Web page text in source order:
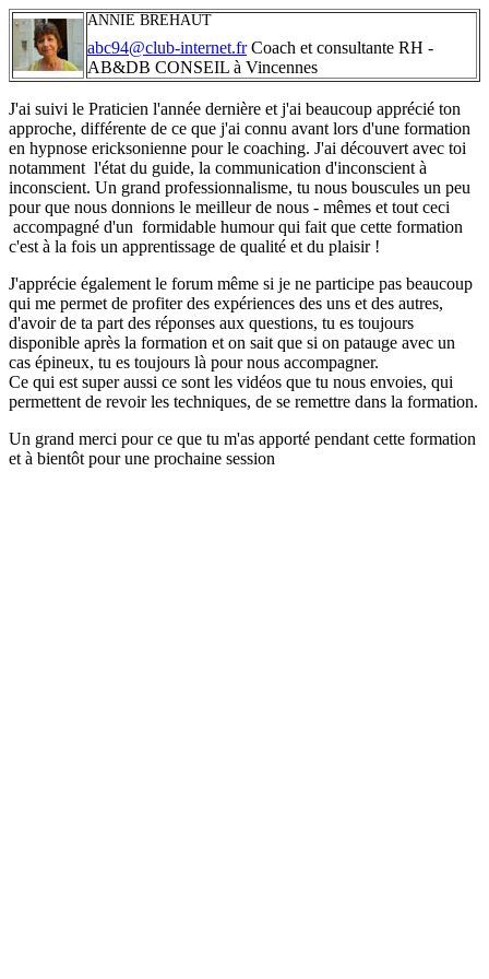
ANNIE BREHAUT
abc94@club-internet.frCoach et consultante RH -
AB&DB CONSEIL à Vincennes
J'ai suivi le Praticien l'année dernière et j'ai beaucoup apprécié ton
approche, différente de ce que j'ai connu avant lors d'une formation
en hypnose ericksonienne pour le coaching. J'ai découvert avec toi
notamment l'état du guide, la communication d'inconscient à
inconscient. Un grand professionnalisme, tu nous bouscules un peu
pour que nous donnions le meilleur de nous - mêmes et tout ceci
accompagné d'un formidable humour qui fait que cette formation
c'est à la fois un apprentissage de qualité et du plaisir !
J'apprécie également le forum même si je ne participe pas beaucoup
qui me permet de profiter des expériences des uns et des autres,
d'avoir de ta part des réponses aux questions, tu es toujours
disponible après la formation et on sait que si on patauge avec un
cas épineux, tu es toujours là pour nous accompagner.
Ce qui est super aussi ce sont les vidéos que tu nous envoies, qui
permettent de revoir les techniques, de se remettre dans la formation.
Un grand merci pour ce que tu m'as apporté pendant cette formation
et à bientôt pour une prochaine session